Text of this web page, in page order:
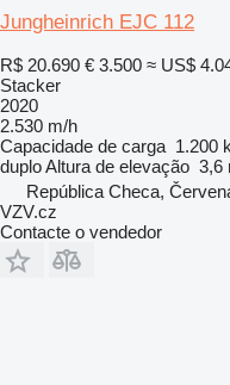
Jungheinrich EJC 112
R$ 20.690 € 3.500 ≈ US$
Stacker
2020
2.530 m/h
Capacidade de carga 1.200
duploAltura de elevação 3,6
República Checa,
VZV.cz
Contacte o vendedor